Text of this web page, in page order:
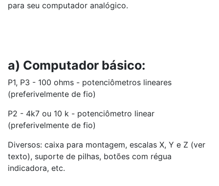
para seu computador analógico.
a) Computador básico:
P1, P3 - 100 ohms - potenciômetros lineares
(preferivelmente de fio)
P2 - 4k7 ou 10 k - potenciômetro linear
(preferivelmente de fio)
Diversos: caixa para montagem, escalas X, Y e Z (ver
texto), suporte de pilhas, botões com régua
indicadora, etc.